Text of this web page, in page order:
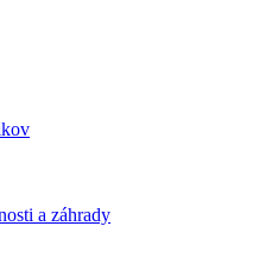
a záhrady